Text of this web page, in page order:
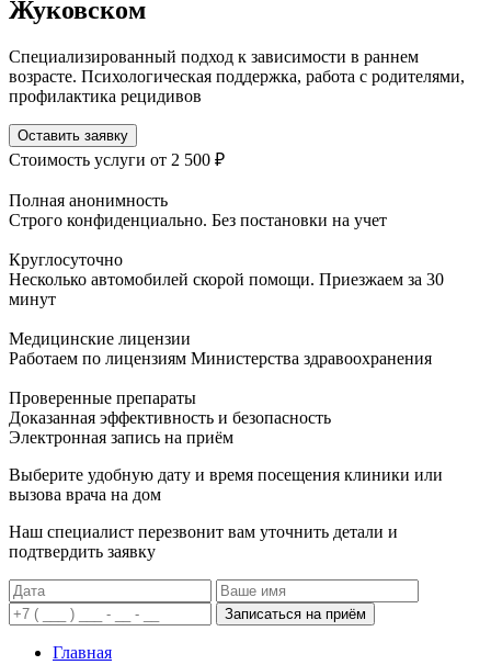
Жуковском
Специализированный подход к зависимости в раннем
возрасте. Психологическая поддержка, работа с родителями,
профилактика рецидивов
Оставить заявку
Стоимость услуги от 2 500 ₽
Полная анонимность
Строго конфиденциально. Без постановки на учет
Круглосуточно
Несколько автомобилей скорой помощи. Приезжаем за 30
минут
Медицинские лицензии
Работаем по лицензиям Министерства здравоохранения
Проверенные препараты
Доказанная эффективность и безопасность
Электронная запись на приём
Выберите удобную дату и время посещения клиники или
вызова врача на дом
Наш специалист перезвонит вам уточнить детали и
подтвердить заявку
Записаться на приём
Главная